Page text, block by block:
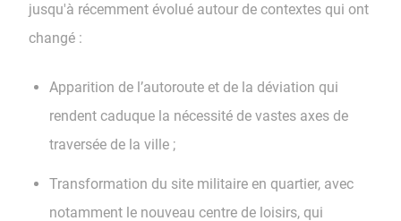
jusqu'à récemment évolué autour de contextes qui ont
changé :
Apparition de l’autoroute et de la déviation qui
rendent caduque la nécessité de vastes axes de
traversée de la ville ;
Transformation du site militaire en quartier, avec
notamment le nouveau centre de loisirs, qui